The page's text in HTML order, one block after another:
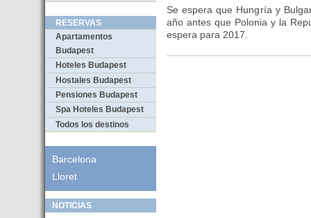
RESERVAS
Apartamentos
Budapest
Hoteles Budapest
Hostales Budapest
Pensiones Budapest
Spa Hoteles Budapest
Todos los destinos
Barcelona
Lloret
NOTICIAS
Se espera que Hungría y
año antes que Polonia y la
espera para 2017.